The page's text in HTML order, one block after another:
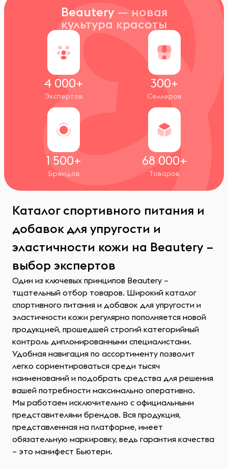
Beautery — новая
культура красоты
4 000+
Экспертов
300+
Селлеров
1 500+
Брендов
68 000+
Товаров
Каталог спортивного питания и
добавок для упругости и
эластичности кожи на Beautery –
выбор экспертов
Один из ключевых принципов Beautery –
тщательный отбор товаров. Широкий каталог
спортивного питания и добавок для упругости и
эластичности кожи регулярно пополняется новой
продукцией, прошедшей строгий категорийный
контроль дипломированными специалистами.
Удобная навигация по ассортименту позволит
легко сориентироваться среди тысяч
наименований и подобрать средства для решения
вашей потребности максимально оперативно.
Мы работаем исключительно с официальными
представителями брендов. Вся продукция,
представленная на платформе, имеет
обязательную маркировку, ведь гарантия качества
– это манифест Бьютери.